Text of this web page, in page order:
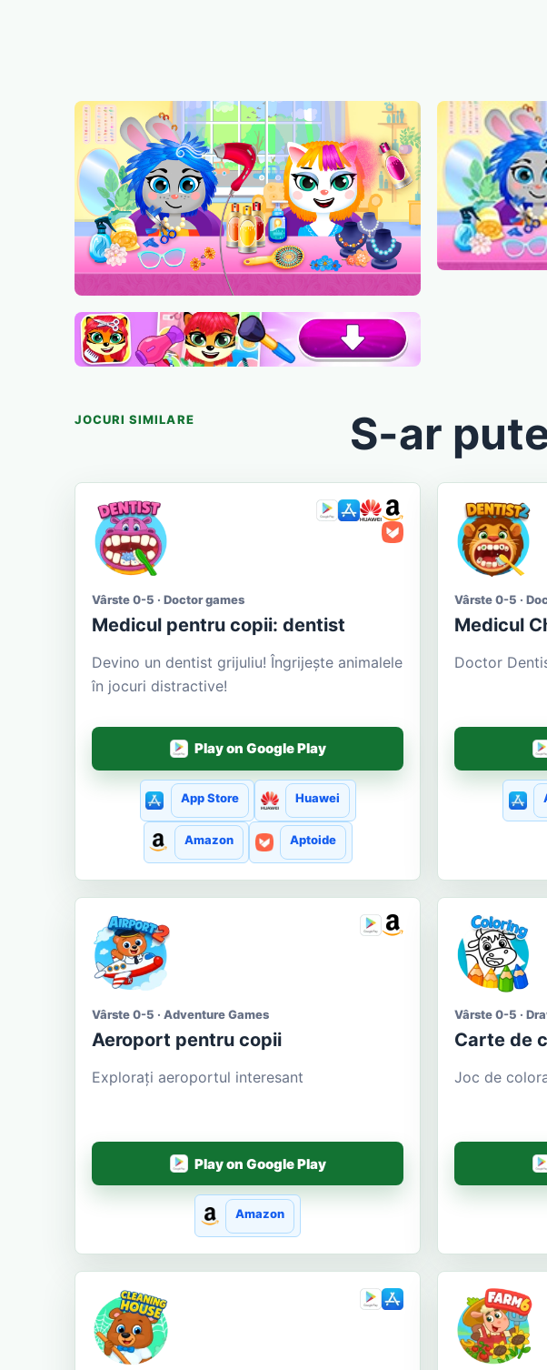
JOCURI SIMILARE S-ar
Vârste 0-5 · Doctor games
Medicul pentru copii: dentist
Devino un dentist grijuliu! Îngrijește animalele
în jocuri distractive!
Play on Google Play
App Store Huawei
Amazon Aptoide
Vârste 0-5 ·
Medicul
Doctor
Vârste 0-5 · Adventure Games
Aeroport pentru copii
Explorați aeroportul interesant
Play on Google Play
Amazon
Vârste 0-5 ·
Carte de
Joc de